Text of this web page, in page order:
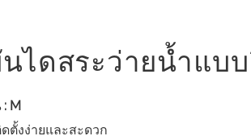
ไดสระว่ายน้ำแบ
: M
ตั้งง่ายและสะดวก